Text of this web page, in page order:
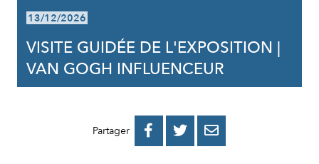
13/12/2026
VISITE GUIDÉE DE L'EXPOSITION |
VAN GOGH INFLUENCEUR
Partager 
PARTAGER
PARTAGER
PARTAGER